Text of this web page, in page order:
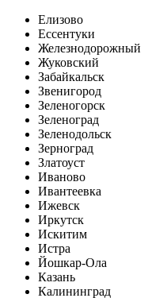
Елизово
Ессентуки
Железнодорожный
Жуковский
Забайкальск
Звенигород
Зеленогорск
Зеленоград
Зеленодольск
Зерноград
Златоуст
Иваново
Ивантеевка
Ижевск
Иркутск
Искитим
Истра
Йошкар-Ола
Казань
Калининград